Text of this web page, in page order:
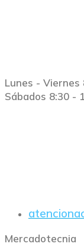
Lunes - Viernes
Sábados 8:30 -
Mercadotecnia